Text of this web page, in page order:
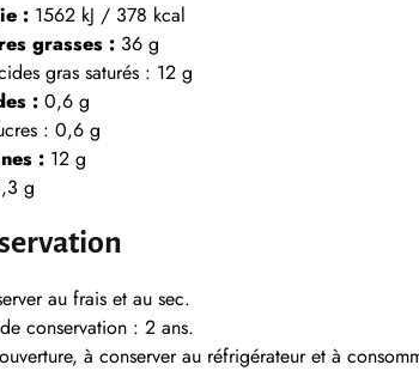
:1562 kJ / 378 kcal
grasses :36 g
gras saturés : 12 g
:0,6 g
: 0,6 g
:12 g
g
au frais et au sec.
conservation : 2 ans.
à conserver au réfrigérateur et à